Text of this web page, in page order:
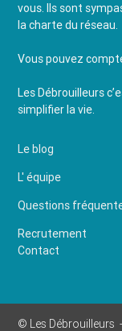
vous. Ils sont
la charte du réseau.
Vous pouvez
Les Débrouilleurs
simplifier la vie.
Le blog
L' équipe
Questions
Recrutement
Contact
© Les Débrouilleurs -